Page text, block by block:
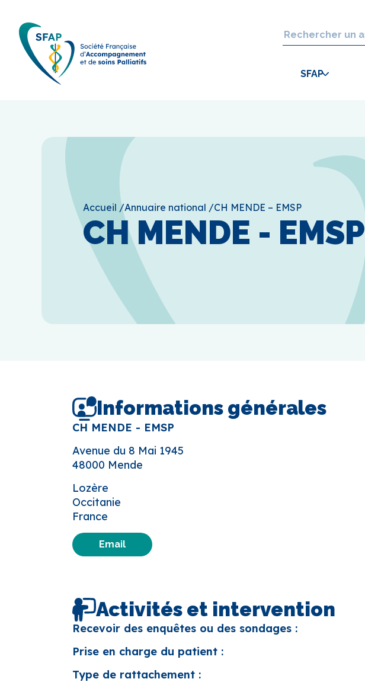
SFAP
Accueil /Annuaire national /CH MENDE – EMSP
CH MENDE - EMSP
Informations générales
CH MENDE - EMSP
Avenue du 8 Mai 1945
48000 Mende
Lozère
Occitanie
France
Email
Activités et intervention
Recevoir des enquêtes ou des sondages :
Prise en charge du patient :
Type de rattachement :